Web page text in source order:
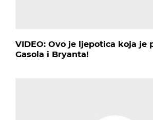
VIDEO: Ovo je ljepotica koja je
Gasola i Bryanta!